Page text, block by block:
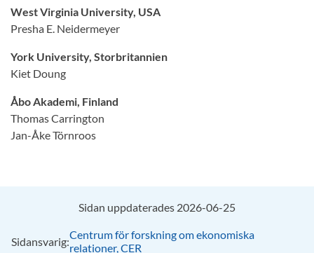
West Virginia University, USA
Presha E. Neidermeyer
York University, Storbritannien
Kiet Doung
Åbo Akademi, Finland
Thomas Carrington
Jan-Åke Törnroos
Sidan uppdaterades 2026-06-25
Sidansvarig:Centrum för forskning om ekonomiska
relationer, CER